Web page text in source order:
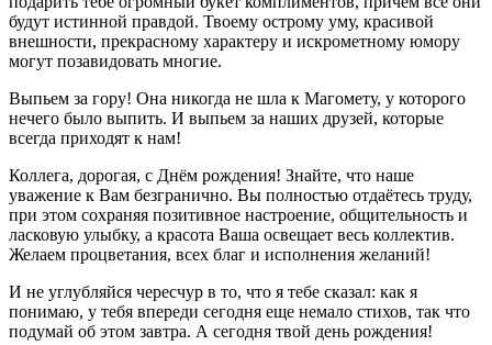
будут истинной правдой. Твоему острому уму, красивой
внешности, прекрасному характеру и искрометному юмору
могут позавидовать многие.
Выпьем за гору! Она никогда не шла к Магомету, у которого
нечего было выпить. И выпьем за наших друзей, которые
всегда приходят к нам!
Коллега, дорогая, с Днём рождения! Знайте, что наше
уважение к Вам безгранично. Вы полностью отдаётесь труду,
при этом сохраняя позитивное настроение, общительность и
ласковую улыбку, а красота Ваша освещает весь коллектив.
Желаем процветания, всех благ и исполнения желаний!
И не углубляйся чересчур в то, что я тебе сказал: как я
понимаю, у тебя впереди сегодня еще немало стихов, так что
подумай об этом завтра. А сегодня твой день рождения!